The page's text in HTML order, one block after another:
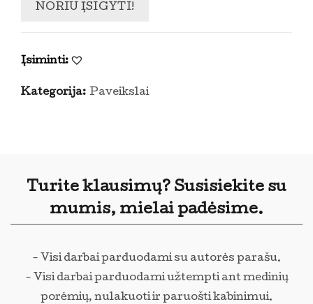
NORIU ĮSIGYTI!
Įsiminti:
Kategorija: Paveikslai
Turite klausimų? Susisiekite su
mumis, mielai padėsime.
- Visi darbai parduodami su autorės parašu.
- Visi darbai parduodami užtempti ant medinių
porėmių, nulakuoti ir paruošti kabinimui.